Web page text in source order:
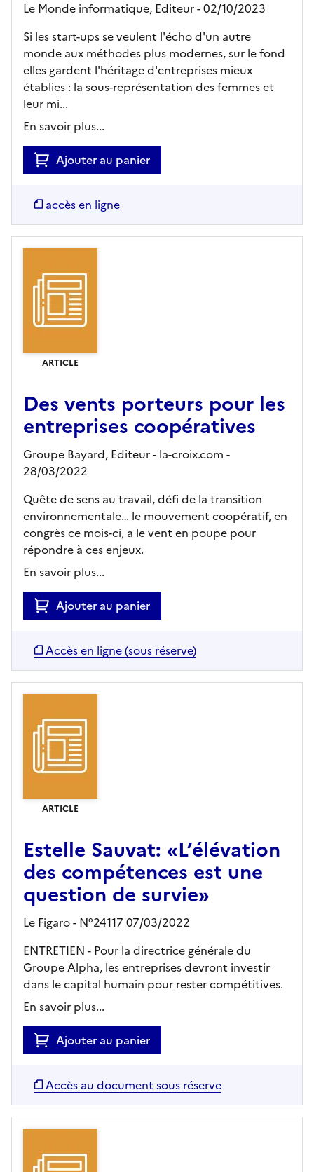
Le Monde informatique, Editeur- 02/10/2023
Si les start-ups se veulent l'écho d'un autre
monde aux méthodes plus modernes, sur le fond
elles gardent l'héritage d'entreprises mieux
établies : la sous-représentation des femmes et
leur mi...
En savoir plus...
Ajouter au panier
accès en ligne
ARTICLE
Des vents porteurs pour les
entreprises coopératives
Groupe Bayard, Editeur- la-croix.com -
28/03/2022
Quête de sens au travail, défi de la transition
environnementale… le mouvement coopératif, en
congrès ce mois-ci, a le vent en poupe pour
répondre à ces enjeux.
En savoir plus...
Ajouter au panier
Accès en ligne (sous réserve)
ARTICLE
Estelle Sauvat: «L’élévation
des compétences est une
question de survie»
Le Figaro - N°24117 07/03/2022
ENTRETIEN - Pour la directrice générale du
Groupe Alpha, les entreprises devront investir
dans le capital humain pour rester compétitives.
En savoir plus...
Ajouter au panier
Accès au document sous réserve